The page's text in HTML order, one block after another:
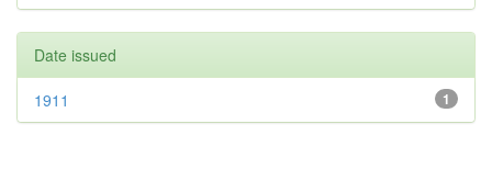
Date issued
1
1911